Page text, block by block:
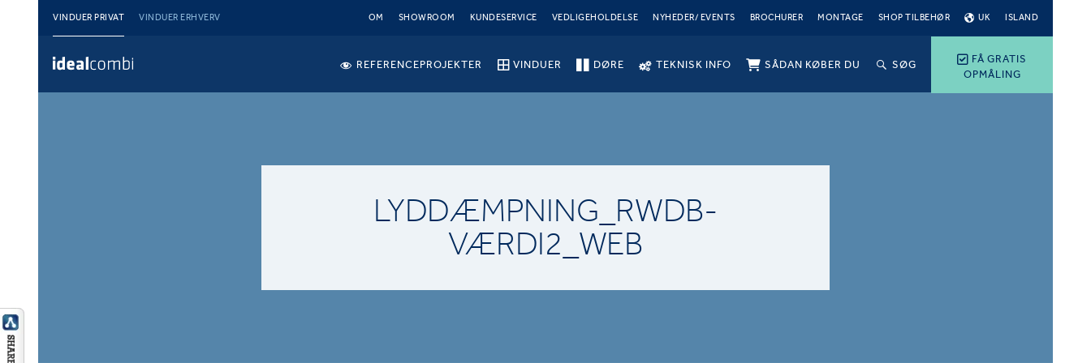
VINDUER PRIVAT VINDUER ERHVERV OM SHOWROOM KUNDESERVICE VEDLIGEHOLDELSE NYHEDER/ EVENTS BROCHURER MONTAGE SHOP TILBEHØR UK ISLAND
FÅ GRATIS
OPMÅLING
REFERENCEPROJEKTER VINDUER DØRE TEKNISK INFO SÅDAN KØBER DU SØG
LYDDÆMPNING_RWDB-
VÆRDI2_WEB